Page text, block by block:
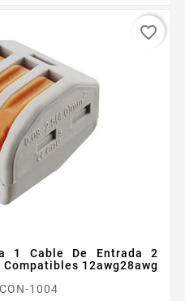
1 Cable De Entrada 2
12awg28awg
CON-1004
favorite_border